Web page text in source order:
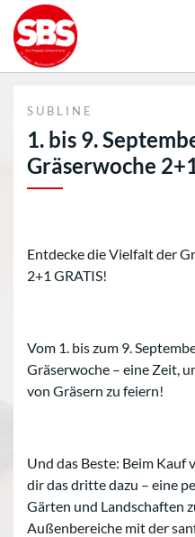
SUBLINE
1. bis 9.
Gräserwoche
Entdecke die Vielfalt der
2+1 GRATIS!
Vom 1. bis zum 9.
Gräserwoche – eine Zeit,
von Gräsern zu feiern!
Und das Beste: Beim Kauf
dir das dritte dazu – eine
Gärten und Landschaften
Außenbereiche mit der